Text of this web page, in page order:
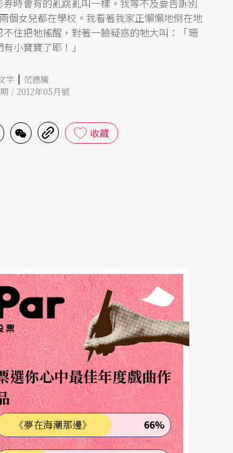
時會有的亂跳亂叫一樣。我等不及要告訴別
個女兒都在學校。我看著我家正懶懶地倒在地
住把牠搖醒，對著一臉疑惑的牠大叫：「珊
小寶寶了耶！」
字 | 范德騰
/ 2012年05月號
收藏
票
選你心中最佳年度戲曲作
《夢在海潮那邊》 66%